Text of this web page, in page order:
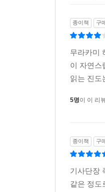
장편소설은
중요한 일입
힘을 주고 싶
_무라카미 하
종이책 구
무라카미
이 자연스
읽는 진도
5명이 이 리
종이책 구
기사단장
같은 정도